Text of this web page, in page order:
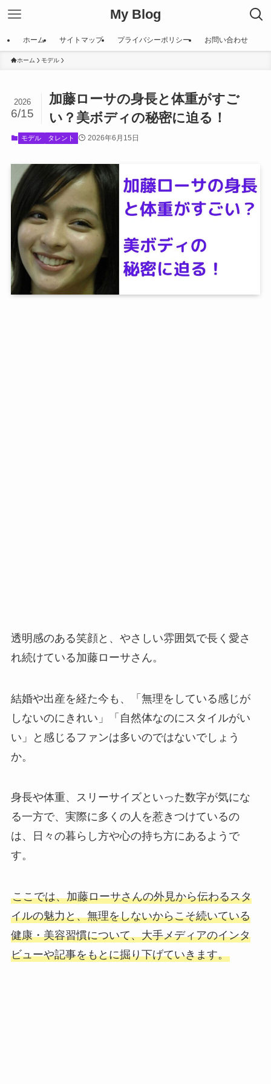
My Blog
ホーム サイトマップ プライバシーポリシー お問い合わせ
ホーム モデル
加藤ローサの身長と体重がすご
い？美ボディの秘密に迫る！
2026
6/15
モデル タレント 2026年6月15日
透明感のある笑顔と、やさしい雰囲気で長く愛さ
れ続けている加藤ローサさん。
結婚や出産を経た今も、「無理をしている感じが
しないのにきれい」「自然体なのにスタイルがい
い」と感じるファンは多いのではないでしょう
か。
身長や体重、スリーサイズといった数字が気にな
る一方で、実際に多くの人を惹きつけているの
は、日々の暮らし方や心の持ち方にあるようで
す。
ここでは、加藤ローサさんの外見から伝わるスタ
イルの魅力と、無理をしないからこそ続いている
健康・美容習慣について、大手メディアのインタ
ビューや記事をもとに掘り下げていきます。